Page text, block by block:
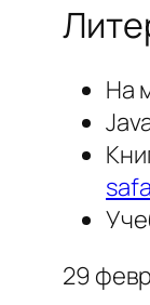
На
29